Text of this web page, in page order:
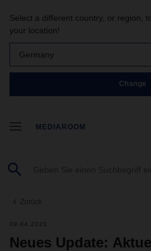
Select a different country, or region,
your location!
Germany
Change
MEDIAROOM
Zurück
09.04.2020
Neues Update: